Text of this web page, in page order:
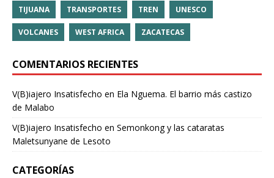
TIJUANA TRANSPORTES TREN UNESCO
VOLCANES WEST AFRICA ZACATECAS
COMENTARIOS RECIENTES
V(B)iajero Insatisfecho en Ela Nguema. El barrio más castizo
de Malabo
V(B)iajero Insatisfecho en Semonkong y las cataratas
Maletsunyane de Lesoto
CATEGORÍAS